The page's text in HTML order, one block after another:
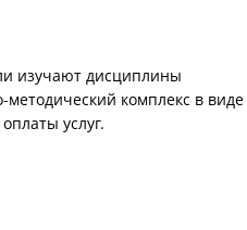
изучают дисциплины
комплекс в виде
услуг.